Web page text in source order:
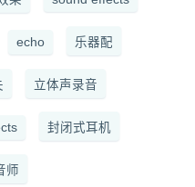
echo 乐器配
立体声录音
封闭式耳机
师